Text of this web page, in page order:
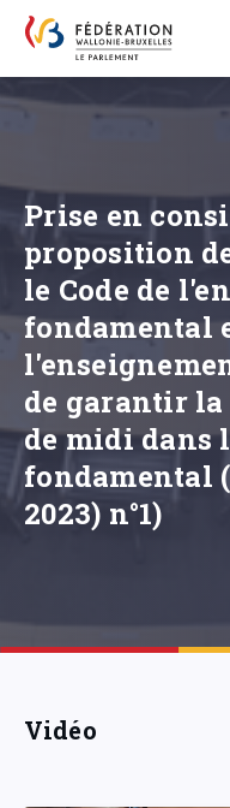
Prise en
proposition
le Code de
fondamental
de garantir
de midi dans
fondamental
2023) n°1)
Vidéo